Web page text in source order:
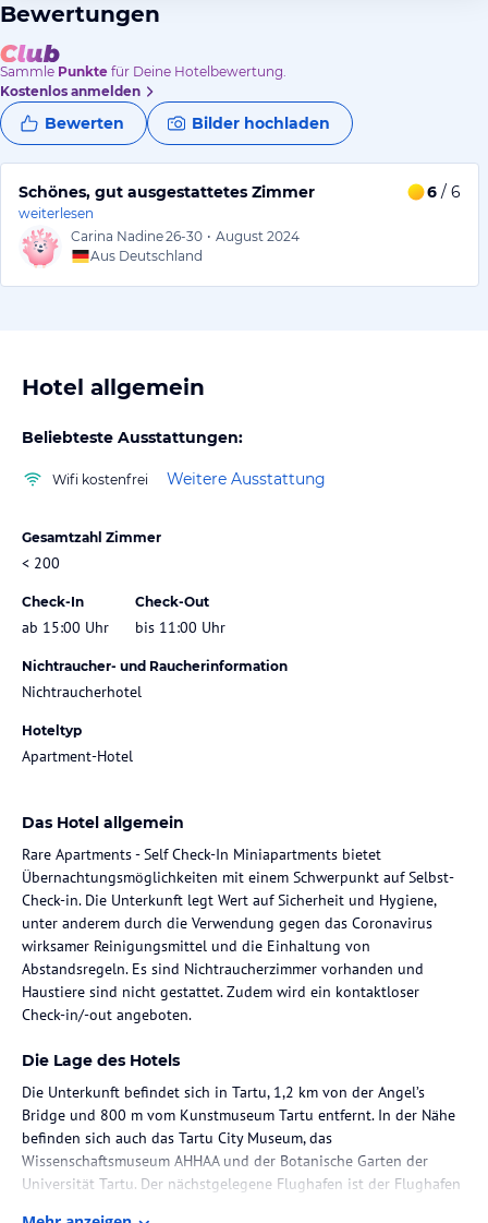
Bewertungen
Sammle Punkte für Deine Hotelbewertung.
Kostenlos anmelden
Bewerten Bilder hochladen
Schönes, gut ausgestattetes Zimmer 6 / 6
weiterlesen
Carina Nadine26-30 • August 2024
Aus Deutschland
Hotel allgemein
Beliebteste Ausstattungen:
Wifi kostenfrei Weitere Ausstattung
Gesamtzahl Zimmer
< 200
Check-In
ab 15:00 Uhr
Check-Out
bis 11:00 Uhr
Nichtraucher- und Raucherinformation
Nichtraucherhotel
Hoteltyp
Apartment-Hotel
Das Hotel allgemein
Rare Apartments - Self Check-In Miniapartments bietet
Übernachtungsmöglichkeiten mit einem Schwerpunkt auf Selbst-
Check-in. Die Unterkunft legt Wert auf Sicherheit und Hygiene,
unter anderem durch die Verwendung gegen das Coronavirus
wirksamer Reinigungsmittel und die Einhaltung von
Abstandsregeln. Es sind Nichtraucherzimmer vorhanden und
Haustiere sind nicht gestattet. Zudem wird ein kontaktloser
Check-in/-out angeboten.
Die Lage des Hotels
Die Unterkunft befindet sich in Tartu, 1,2 km von der Angel’s
Bridge und 800 m vom Kunstmuseum Tartu entfernt. In der Nähe
befinden sich auch das Tartu City Museum, das
Wissenschaftsmuseum AHHAA und der Botanische Garten der
Universität Tartu. Der nächstgelegene Flughafen ist der Flughafen